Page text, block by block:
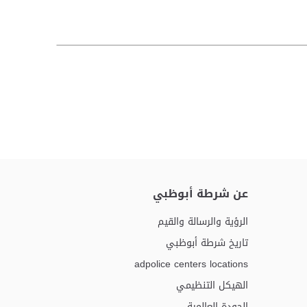
عن شرطة أبوظبي
الرؤية والرسالة والقيم
تاريخ شرطة أبوظبي
adpolice centers locations
الهيكل التنظيمي